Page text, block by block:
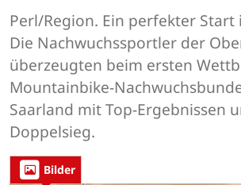
Perl/Region. Ein perfekter Start
Die Nachwuchssportler der
überzeugten beim ersten
Mountainbike-
Saarland mit Top-Ergebnissen
Doppelsieg.
Bilder